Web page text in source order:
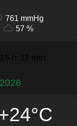
761 mmHg
57 %
h 32 min